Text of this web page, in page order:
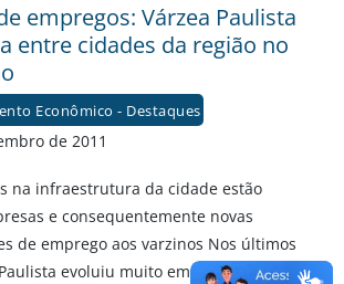
empregos: Várzea Paulista
entre cidades da região no
Econômico - Destaques
de 2011
na infraestrutura da cidade estão
e consequentemente novas
de emprego aos varzinos Nos últimos
evoluiu muito em diversos